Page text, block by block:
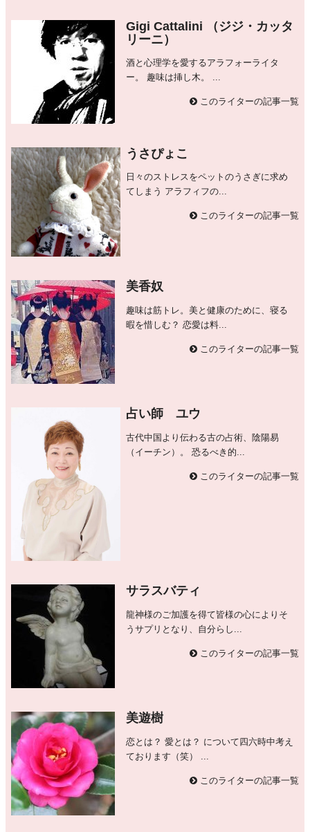
Gigi Cattalini （ジジ・カッタ
リーニ）
酒と心理学を愛するアラフォーライタ
ー。 趣味は挿し木。 ...
このライターの記事一覧
うさぴょこ
日々のストレスをペットのうさぎに求め
てしまう アラフィフの...
このライターの記事一覧
美香奴
趣味は筋トレ。美と健康のために、寝る
暇を惜しむ？ 恋愛は料...
このライターの記事一覧
占い師 ユウ
古代中国より伝わる古の占術、陰陽易
（イーチン）。 恐るべき的...
このライターの記事一覧
サラスバティ
龍神様のご加護を得て皆様の心によりそ
うサプリとなり、自分らし...
このライターの記事一覧
美遊樹
恋とは？ 愛とは？ について四六時中考え
ております（笑） ...
このライターの記事一覧